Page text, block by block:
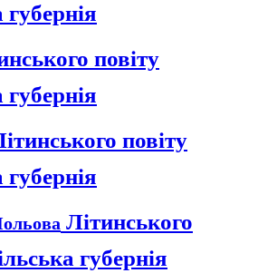
повіту
повіту
Літинського
губернія